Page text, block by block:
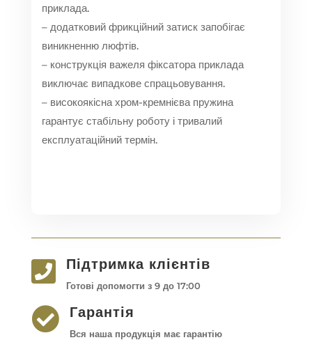
приклада.
– додатковий фрикційний затиск запобігає
виникненню люфтів.
– конструкція важеля фіксатора приклада
виключає випадкове спрацьовування.
– високоякісна хром-кремнієва пружина
гарантує стабільну роботу і тривалий
експлуатаційний термін.
 Підтримка клієнтів
Готові допомогти з 9 до 17:00
 Гарантія
Вся наша продукція має гарантію